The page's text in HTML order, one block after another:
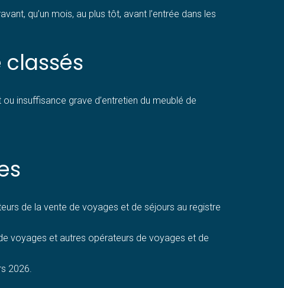
qu’un mois, au plus tôt, avant l’entrée dans les
insuffisance grave d’entretien du meublé de
de la vente de voyages et de séjours au registre
voyages et autres opérateurs de voyages et de
2026.